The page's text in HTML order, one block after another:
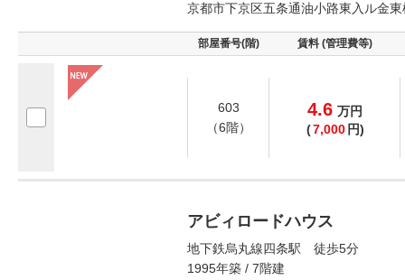
京都市下京区五条通油小路東入ル金東
部屋番号(階) 賃料 (管理費等)
603
（6階）
4.6 万円
(7,000 円)
アビィロードハウス
地下鉄烏丸線四条駅 徒歩5分
1995年築 / 7階建